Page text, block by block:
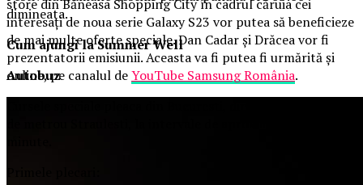
store din Băneasa Shopping City în cadrul căruia cei
interesați de noua serie Galaxy S23 vor putea să beneficieze
de mai multe oferte speciale. Dan Cadar și Drăcea vor fi
prezentatorii emisiunii. Aceasta va fi putea fi urmărită și
online, pe canalul deYouTube Samsung România.
dimineata.
Cum ajungi la Summer Well
Autobuz